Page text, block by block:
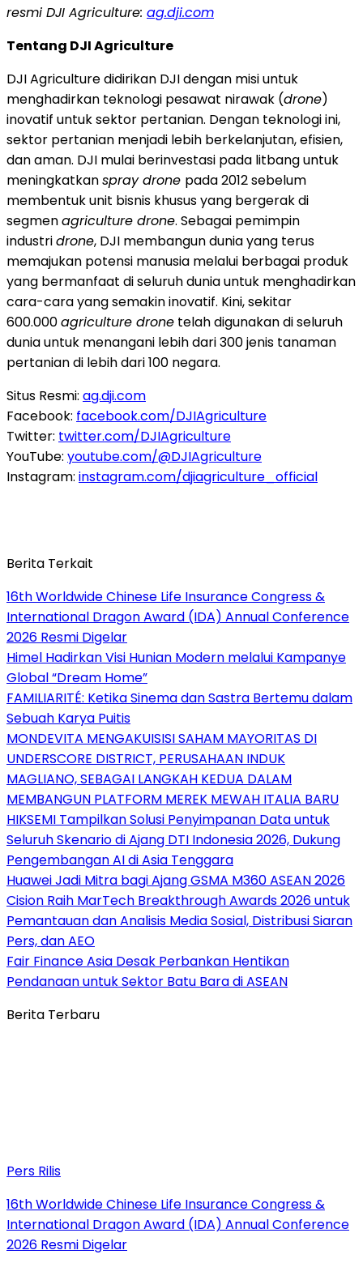
resmi DJI Agriculture: ag.dji.com
Tentang DJI Agriculture
DJI Agriculture didirikan DJI dengan misi untuk
menghadirkan teknologi pesawat nirawak (drone)
inovatif untuk sektor pertanian. Dengan teknologi ini,
sektor pertanian menjadi lebih berkelanjutan, efisien,
dan aman. DJI mulai berinvestasi pada litbang untuk
meningkatkanspray drone pada 2012 sebelum
membentuk unit bisnis khusus yang bergerak di
segmenagriculture drone. Sebagai pemimpin
industridrone, DJI membangun dunia yang terus
memajukan potensi manusia melalui berbagai produk
yang bermanfaat di seluruh dunia untuk menghadirkan
cara-cara yang semakin inovatif. Kini, sekitar
600.000agriculture drone telah digunakan di seluruh
dunia untuk menangani lebih dari 300 jenis tanaman
pertanian di lebih dari 100 negara.
Situs Resmi: ag.dji.com
Facebook: facebook.com/DJIAgriculture
Twitter: twitter.com/DJIAgriculture
YouTube: youtube.com/@DJIAgriculture
Instagram: instagram.com/djiagriculture_official
Berita Terkait
16th Worldwide Chinese Life Insurance Congress &
International Dragon Award (IDA) Annual Conference
2026 Resmi Digelar
Himel Hadirkan Visi Hunian Modern melalui Kampanye
Global “Dream Home”
FAMILIARITÉ: Ketika Sinema dan Sastra Bertemu dalam
Sebuah Karya Puitis
MONDEVITA MENGAKUISISI SAHAM MAYORITAS DI
UNDERSCORE DISTRICT, PERUSAHAAN INDUK
MAGLIANO, SEBAGAI LANGKAH KEDUA DALAM
MEMBANGUN PLATFORM MEREK MEWAH ITALIA BARU
HIKSEMI Tampilkan Solusi Penyimpanan Data untuk
Seluruh Skenario di Ajang DTI Indonesia 2026, Dukung
Pengembangan AI di Asia Tenggara
Huawei Jadi Mitra bagi Ajang GSMA M360 ASEAN 2026
Cision Raih MarTech Breakthrough Awards 2026 untuk
Pemantauan dan Analisis Media Sosial, Distribusi Siaran
Pers, dan AEO
Fair Finance Asia Desak Perbankan Hentikan
Pendanaan untuk Sektor Batu Bara di ASEAN
Berita Terbaru
Pers Rilis
16th Worldwide Chinese Life Insurance Congress &
International Dragon Award (IDA) Annual Conference
2026 Resmi Digelar